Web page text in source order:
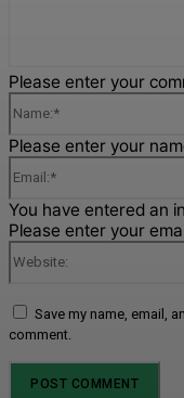
Please enter your
Please enter your
You have entered an
Please enter your
Save my name, email,
comment.